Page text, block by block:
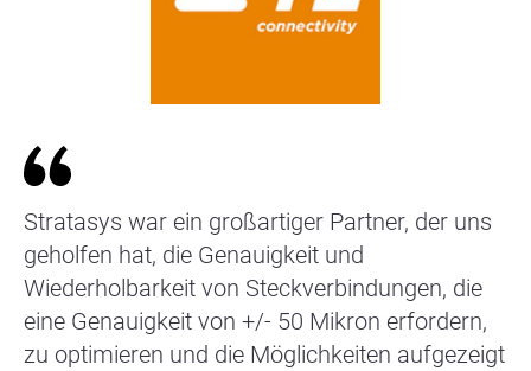
Stratasys war ein großartiger Partner, der uns
geholfen hat, die Genauigkeit und
Wiederholbarkeit von Steckverbindungen, die
eine Genauigkeit von +/- 50 Mikron erfordern,
zu optimieren und die Möglichkeiten aufgezeigt